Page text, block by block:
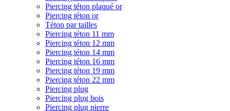
Piercing téton plaqué or
Piercing téton or
Téton par tailles
Piercing téton 11 mm
Piercing téton 12 mm
Piercing téton 14 mm
Piercing téton 16 mm
Piercing téton 19 mm
Piercing téton 22 mm
Piercing plug
Piercing plug bois
Piercing plug pierre